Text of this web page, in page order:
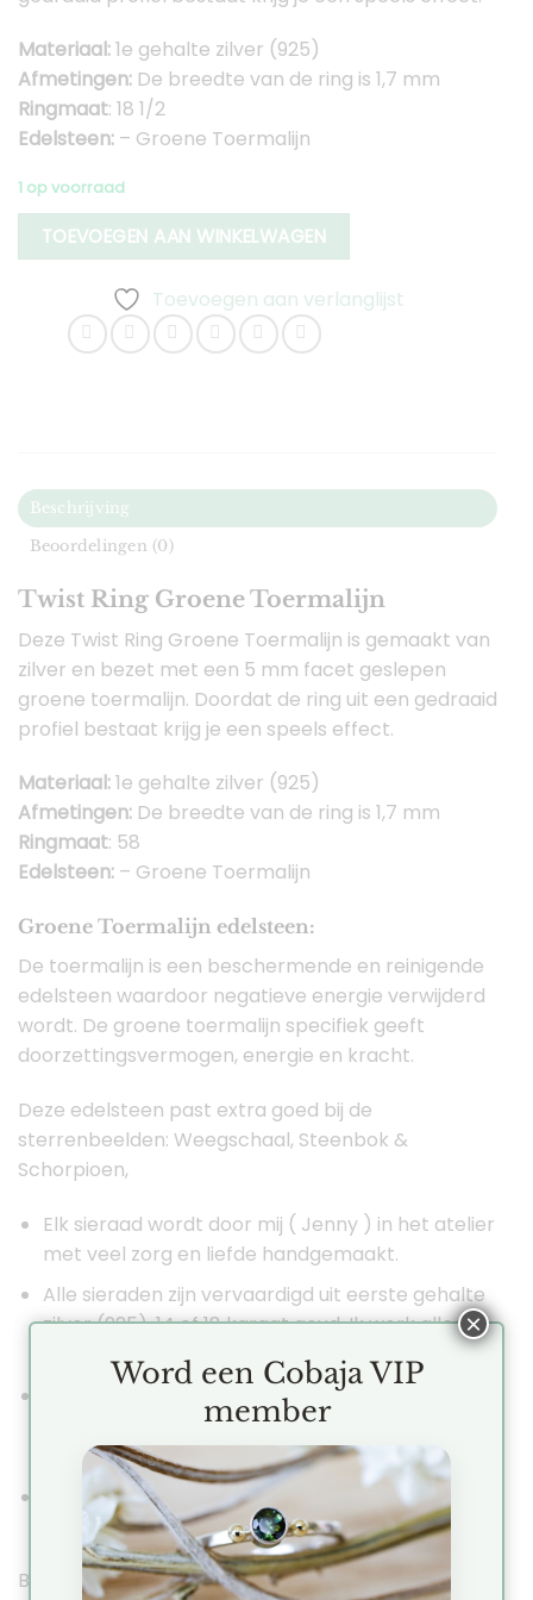
Materiaal:1e gehalte zilver (925)
Afmetingen: De breedte van de ring is 1,7 mm
Ringmaat: 18 1/2
Edelsteen: – Groene Toermalijn
1 op voorraad
TOEVOEGEN AAN WINKELWAGEN
Toevoegen aan verlanglijst
Beschrijving
Beoordelingen (0)
Twist Ring Groene Toermalijn
Deze Twist Ring Groene Toermalijn is gemaakt van
zilver en bezet met een 5 mm facet geslepen
groene toermalijn. Doordat de ring uit een gedraaid
profiel bestaat krijg je een speels effect.
Materiaal:1e gehalte zilver (925)
Afmetingen: De breedte van de ring is 1,7 mm
Ringmaat: 58
Edelsteen: – Groene Toermalijn
Groene Toermalijn edelsteen:
De toermalijn is een beschermende en reinigende
edelsteen waardoor negatieve energie verwijderd
wordt. De groene toermalijn specifiek geeft
doorzettingsvermogen, energie en kracht.
Deze edelsteen past extra goed bij de
sterrenbeelden: Weegschaal, Steenbok &
Schorpioen,
Elk sieraad wordt door mij ( Jenny ) in het atelier
met veel zorg en liefde handgemaakt.
Alle sieraden zijn vervaardigd uit eerste gehalte
zilver (925), 14 of 18 karaat goud. Ik werk alleen
met echte edelstenen, diamanten en parels.
De sieraden verstuur ik in een mooie Cobaja
geschenkverpakking zodat jij je sieraad goed
kan bewaren.
Bestellingen worden binnen 2-3 werkdagen
verzonden, mits het artikel voorradig is.
Blijf in contact met Cobaja op Social Media zodat je
Word een Cobaja VIP
member
×